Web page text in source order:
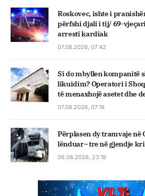
Roskovec, ishte i
përfshi djali i tij/ 69-
arresti kardiak
07.08.2026, 07:42
Si do mbyllen kompanitë
likuidim? Operatori i
të menaxhojë asetet dhe
07.08.2026, 07:19
Përplasen dy tramvaje në
lënduar– tre në gjendje
06.08.2026, 23:19